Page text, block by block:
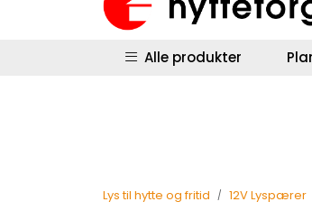
Skip to main content
Hyttestyring | Returinfo |
Alle produkter
Lys til hytte og fritid 12V Lyspærer